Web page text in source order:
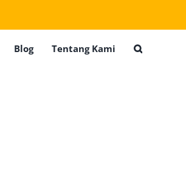
Blog Tentang Kami